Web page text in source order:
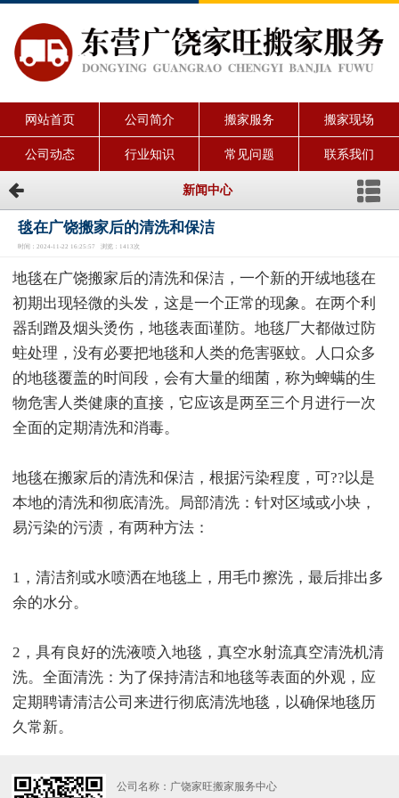
网站首页 公司简介 搬家服务 搬家现场
公司动态 行业知识 常见问题 联系我们
新闻中心
毯在广饶搬家后的清洗和保洁
时间：2024-11-22 16:25:57 浏览：1413次
地毯在广饶搬家后的清洗和保洁，一个新的开绒地毯在
初期出现轻微的头发，这是一个正常的现象。在两个利
器刮蹭及烟头烫伤，地毯表面谨防。地毯厂大都做过防
蛀处理，没有必要把地毯和人类的危害驱蚊。人口众多
的地毯覆盖的时间段，会有大量的细菌，称为蜱螨的生
物危害人类健康的直接，它应该是两至三个月进行一次
全面的定期清洗和消毒。
地毯在搬家后的清洗和保洁，根据污染程度，可??以是
本地的清洗和彻底清洗。局部清洗：针对区域或小块，
易污染的污渍，有两种方法：
1，清洁剂或水喷洒在地毯上，用毛巾擦洗，最后排出多
余的水分。
2，具有良好的洗液喷入地毯，真空水射流真空清洗机清
洗。全面清洗：为了保持清洁和地毯等表面的外观，应
定期聘请清洁公司来进行彻底清洗地毯，以确保地毯历
久常新。
公司名称：广饶家旺搬家服务中心